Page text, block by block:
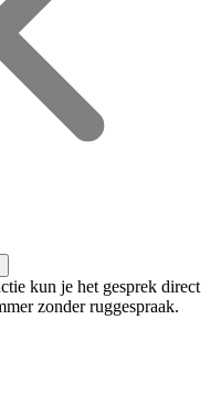
kun je het gesprek direct
zonder ruggespraak.